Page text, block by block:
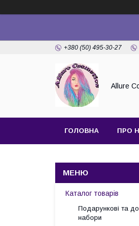
+380 (50) 495-30-27
Allure
ГОЛОВНА ПРО
Каталог товарів
Подарункові та
набори